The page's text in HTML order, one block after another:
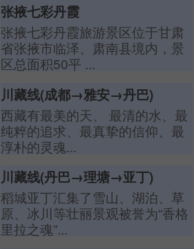
张掖七彩丹霞
张掖七彩丹霞旅游景区位于甘肃
省张掖市临泽、肃南县境内，景
区总面积50平 ...
川藏线(成都→雅安→丹巴)
西藏有最美的天、 最清的水、最
纯粹的追求、最真挚的信仰、最
淳朴的灵魂...
川藏线(丹巴→理塘→亚丁)
稻城亚丁汇集了雪山、湖泊、草
原、冰川等壮丽景观被誉为“香格
里拉之魂”...